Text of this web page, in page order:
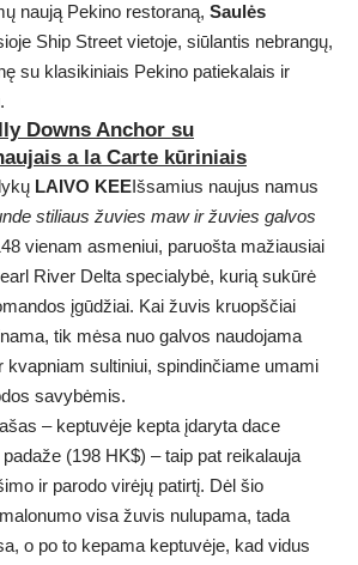
naują Pekino restoraną, Saulės
Ship Street vietoje, siūlantis nebrangų,
su klasikiniais Pekino patiekalais ir
Downs Anchor su
a la Carte kūriniais
LAIVO KEEIšsamius naujus namus
stiliaus žuvies maw ir žuvies galvos
vienam asmeniui, paruošta mažiausiai
River Delta specialybė, kurią sukūrė
įgūdžiai. Kai žuvis kruopščiai
tik mėsa nuo galvos naudojama
kvapniam sultiniui, spindinčiame umami
savybėmis.